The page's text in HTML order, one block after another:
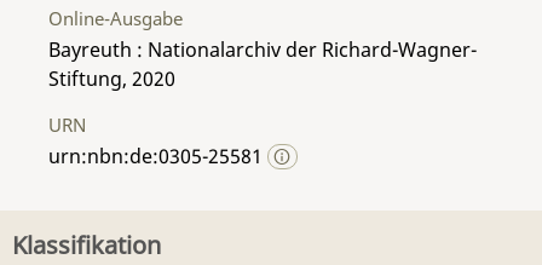
Online-Ausgabe
Bayreuth : Nationalarchiv der Richard-Wagner-
Stiftung, 2020
URN
urn:nbn:de:0305-25581
Klassifikation